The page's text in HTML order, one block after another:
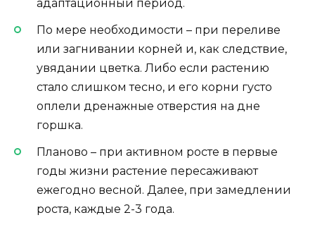
адаптационный период.
По мере необходимости – при переливе
или загнивании корней и, как следствие,
увядании цветка. Либо если растению
стало слишком тесно, и его корни густо
оплели дренажные отверстия на дне
горшка.
Планово – при активном росте в первые
годы жизни растение пересаживают
ежегодно весной. Далее, при замедлении
роста, каждые 2-3 года.